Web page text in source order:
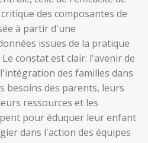
des composantes de
à partir d'une
issues de la pratique
constat est clair: l'avenir de
des familles dans
besoins des parents, leurs
ressources et les
pour éduquer leur enfant
dans l'action des équipes